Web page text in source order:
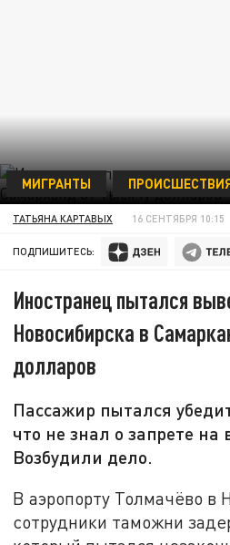
МИГРАНТЫ
ТАТЬЯНА КАРТАВЫХ 16 СЕНТЯБРЯ 10:15
ПОДПИШИТЕСЬ:
Иностранец пытался
Новосибирска в
долларов
Пассажир пытался
что не знал о запрете
Возбудили дело.
В аэропорту Толмачёво в
сотрудники таможни